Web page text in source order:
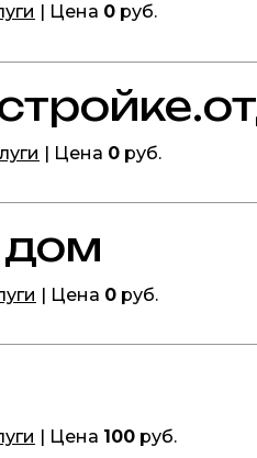
| Цена 0 руб.
| Цена 0 руб.
| Цена 0 руб.
| Цена 100 руб.